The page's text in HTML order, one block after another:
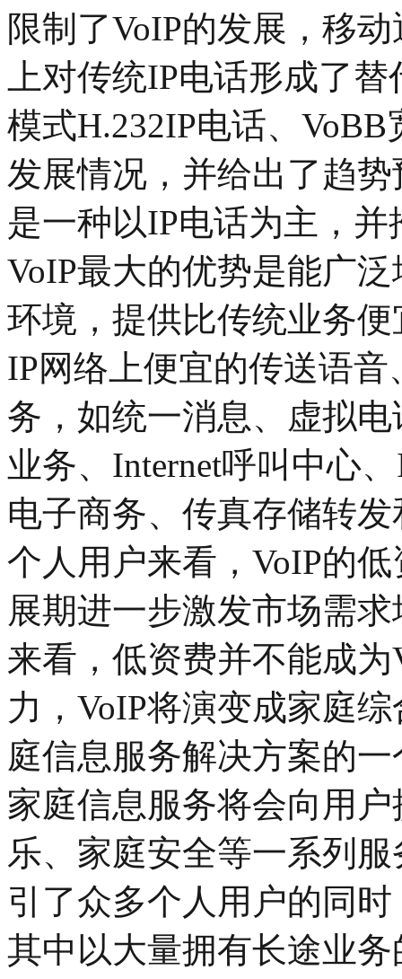
限制了VoIP的发展，移
上对传统IP电话形成了
模式H.232IP电话、
发展情况，并给出了趋
是一种以IP电话为主，
VoIP最大的优势是能广
环境，提供比传统业务
IP网络上便宜的传送语
务，如统一消息、虚拟
业务、Internet呼叫中心
电子商务、传真存储转
个人用户来看，VoIP的
展期进一步激发市场需
来看，低资费并不能成
力，VoIP将演变成家庭
庭信息服务解决方案的
家庭信息服务将会向用
乐、家庭安全等一系列
引了众多个人用户的同
其中以大量拥有长途业